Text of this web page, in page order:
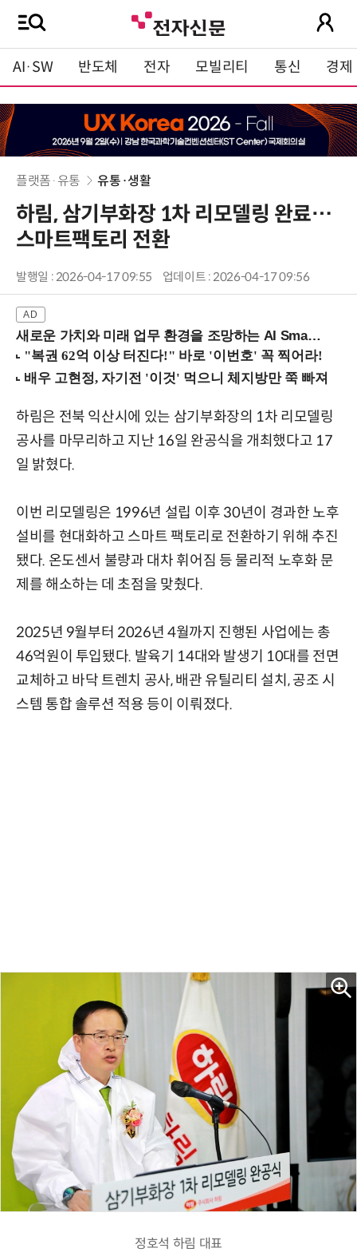
AI·SW 반도체 전자 모빌리티 통신 경제
플랫폼·유통 유통·생활
하림, 삼기부화장 1차 리모델링 완료…
스마트팩토리 전환
발행일 : 2026-04-17 09:55 업데이트 : 2026-04-17 09:56
새로운 가치와 미래 업무 환경을 조망하는 AI Smart Work Summit 2026 (9/11 코엑스)
하림은 전북 익산시에 있는 삼기부화장의 1차 리모델링
공사를 마무리하고 지난 16일 완공식을 개최했다고 17
일 밝혔다.
이번 리모델링은 1996년 설립 이후 30년이 경과한 노후
설비를 현대화하고 스마트 팩토리로 전환하기 위해 추진
됐다. 온도센서 불량과 대차 휘어짐 등 물리적 노후화 문
제를 해소하는 데 초점을 맞췄다.
2025년 9월부터 2026년 4월까지 진행된 사업에는 총
46억원이 투입됐다. 발육기 14대와 발생기 10대를 전면
교체하고 바닥 트렌치 공사, 배관 유틸리티 설치, 공조 시
스템 통합 솔루션 적용 등이 이뤄졌다.
정호석 하림 대표